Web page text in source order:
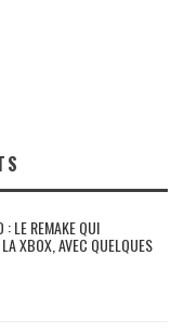
: LE REMAKE QUI
XBOX, AVEC QUELQUES